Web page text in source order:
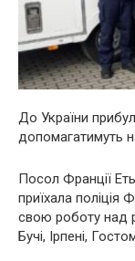
До України
допомагатимуть
Посол Франції
приїхала поліція
свою роботу над
Бучі, Ірпені,